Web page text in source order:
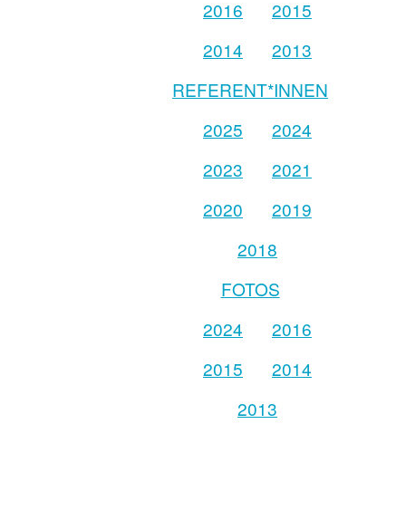
2016
2015
2014
2013
REFERENT*INNEN
2025
2024
2023
2021
2020
2019
2018
FOTOS
2024
2016
2015
2014
2013